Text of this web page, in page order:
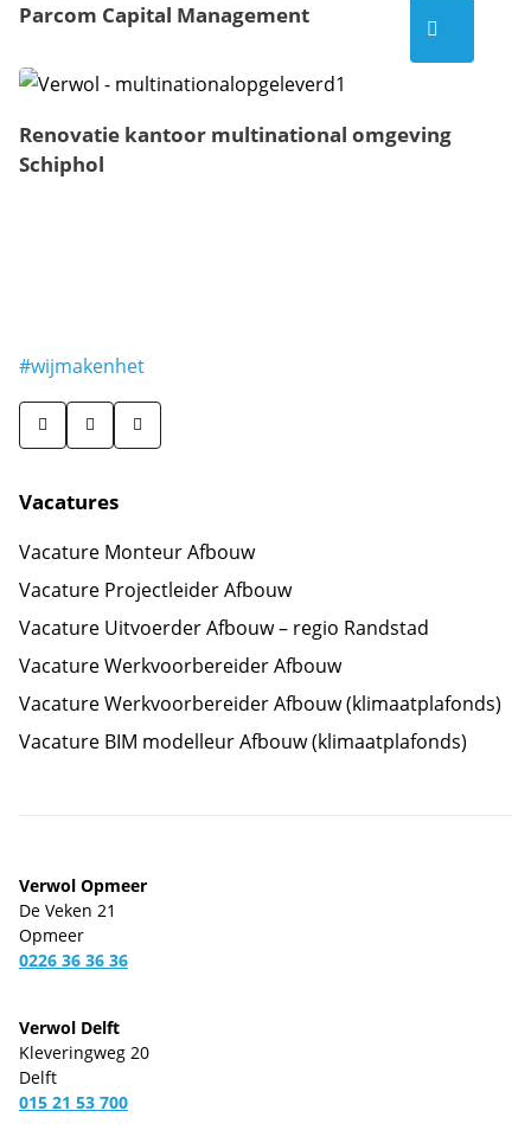
Parcom Capital Management
Bekijken
Renovatie kantoor multinational omgeving
Schiphol
#wijmakenhet
Vacatures
Vacature Monteur Afbouw
Vacature Projectleider Afbouw
Vacature Uitvoerder Afbouw – regio Randstad
Vacature Werkvoorbereider Afbouw
Vacature Werkvoorbereider Afbouw (klimaatplafonds)
Vacature BIM modelleur Afbouw (klimaatplafonds)
Verwol Opmeer
De Veken 21
Opmeer
0226 36 36 36
Verwol Delft
Kleveringweg 20
Delft
015 21 53 700